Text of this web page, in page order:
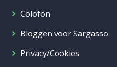
Colofon
Bloggen voor Sargasso
Privacy/Cookies